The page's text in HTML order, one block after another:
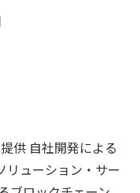
供 自社開発による
リューション・サー